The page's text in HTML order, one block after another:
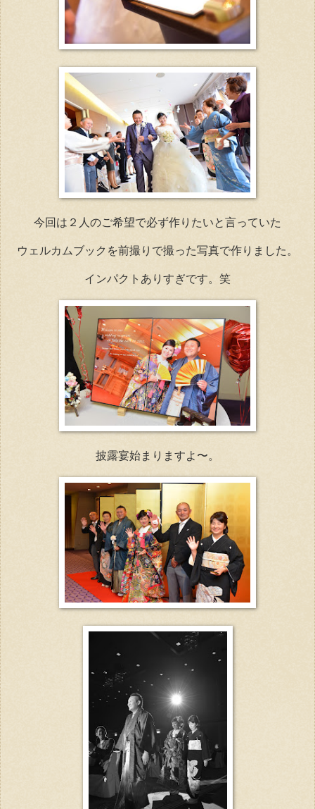
今回は２人のご希望で必ず作りたいと言っていた
ウェルカムブックを前撮りで撮った写真で作りました。
インパクトありすぎです。笑
披露宴始まりますよ〜。